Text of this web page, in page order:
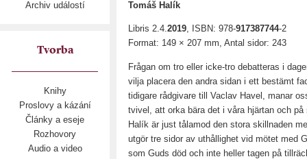
Archiv událostí
Tvorba
Knihy
Proslovy a kázání
Články a eseje
Rozhovory
Audio a video
Tomáš Halík
Libris 2.4.2019, ISBN: 978-917387744-2
Format: 149 × 207 mm, Antal sidor: 243
Frågan om tro eller icke-tro debatteras i
vilja placera den andra sidan i ett bestämt
tidigare rådgivare till Vaclav Havel, manar
tvivel, att orka bära det i våra hjärtan och
Halík är just tålamod den stora skillnaden
utgör tre sidor av uthållighet vid mötet med
som Guds död och inte heller tagen på